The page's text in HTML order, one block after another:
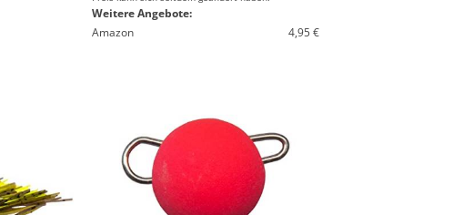
Weitere Angebote:
Amazon
4,95 €